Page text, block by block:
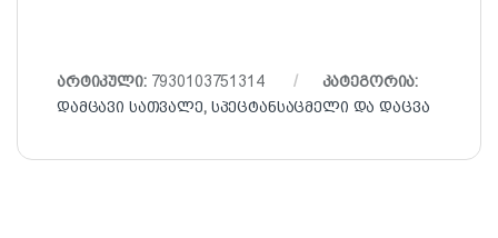
არტიკული: 7930103751314
კატეგორია:
დამცავი სათვალე, სპეცტანსაცმელი და დაცვა